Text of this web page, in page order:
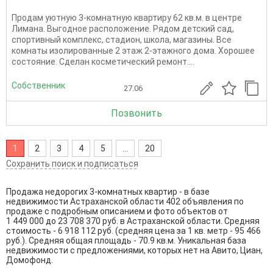
Продам уютную 3-комнатную квартиру 62 кв.м. в центре
Лимана. Выгодное расположение. Рядом детский сад,
спортивный комплекс, стадион, школа, магазины. Все
комнаты изолированные 2 этаж 2-этажного дома. Хорошее
состояние. Сделан косметический ремонт....
Собственник 27.06
Позвонить
1 2 3 4 5
20
Сохранить поиск и подписаться
Продажа недорогих 3-комнатных квартир - в базе
недвижимости Астраханской области 402 объявления по
продаже с подробным описанием и фото объектов от
1 449 000 до 23 708 370 руб. в Астраханской области. Средняя
стоимость - 6 918 112 руб. (средняя цена за 1 кв. метр - 95 466
руб.). Средняя общая площадь - 70.9 кв.м. Уникальная база
недвижимости с предложениями, которых нет на Авито, Циан,
Домофонд.